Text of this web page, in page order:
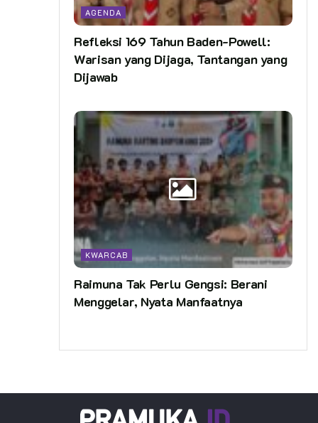
AGENDA
Refleksi 169 Tahun Baden-Powell:
Warisan yang Dijaga, Tantangan yang
Dijawab
KWARCAB
Raimuna Tak Perlu Gengsi: Berani
Menggelar, Nyata Manfaatnya